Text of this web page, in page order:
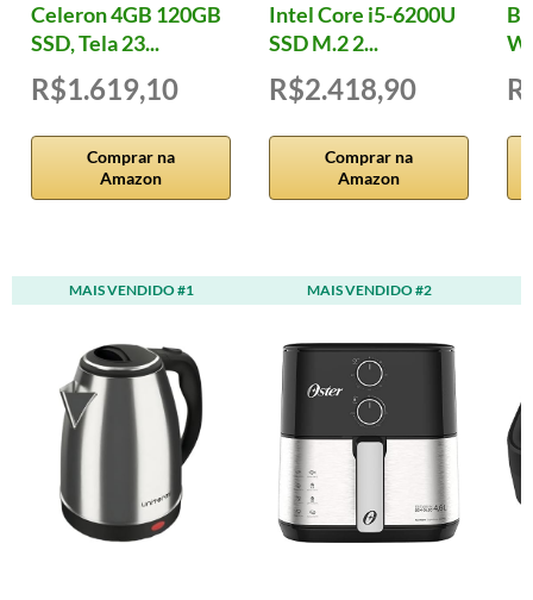
Celeron 4GB 120GB
SSD, Tela 23...
R$1.619,10
Comprar na
Amazon
Intel Core i5-6200U
SSD M.2 2...
R$2.418,90
Comprar na
Amazon
MAIS VENDIDO #1 MAIS VENDIDO #2